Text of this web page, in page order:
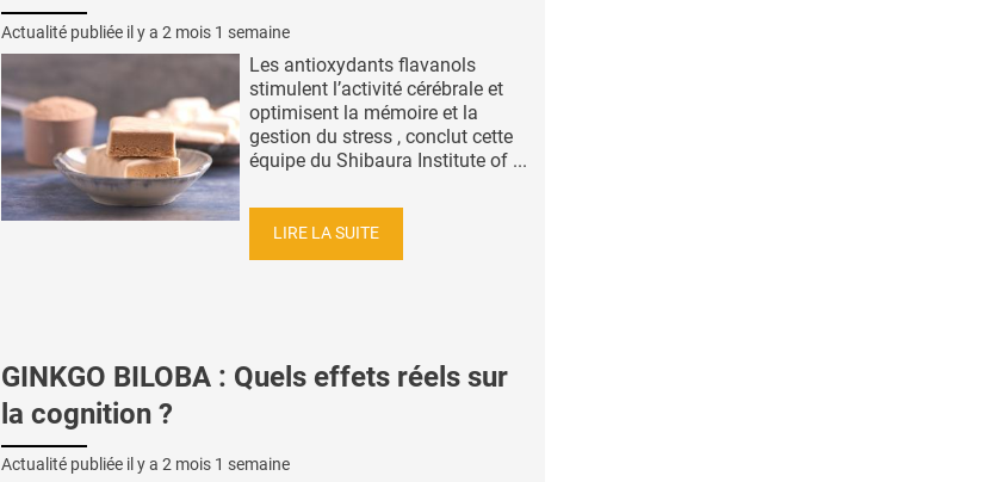
Actualité publiée il y a 2 mois 1 semaine
Les antioxydants flavanols
stimulent l’activité cérébrale et
optimisent la mémoire et la
gestion du stress , conclut cette
équipe du Shibaura Institute of ...
LIRE LA SUITE
GINKGO BILOBA : Quels effets réels sur
la cognition ?
Actualité publiée il y a 2 mois 1 semaine